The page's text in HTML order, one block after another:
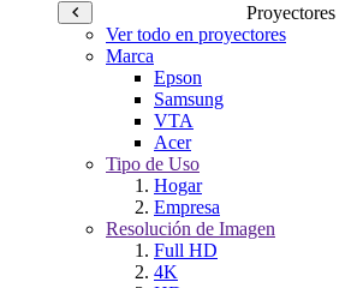
Proyectores
Ver todo en proyectores
Marca
Epson
Samsung
VTA
Acer
Tipo de Uso
Hogar
Empresa
Resolución de Imagen
Full HD
4K